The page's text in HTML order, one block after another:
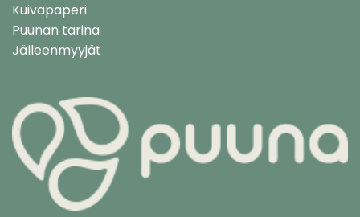
Kuivapaperi
Puunan tarina
Jälleenmyyjät